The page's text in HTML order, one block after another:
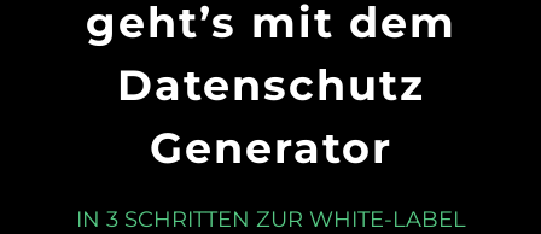
geht’s mit dem
Datenschutz
Generator
IN 3 SCHRITTEN ZUR WHITE-LABEL